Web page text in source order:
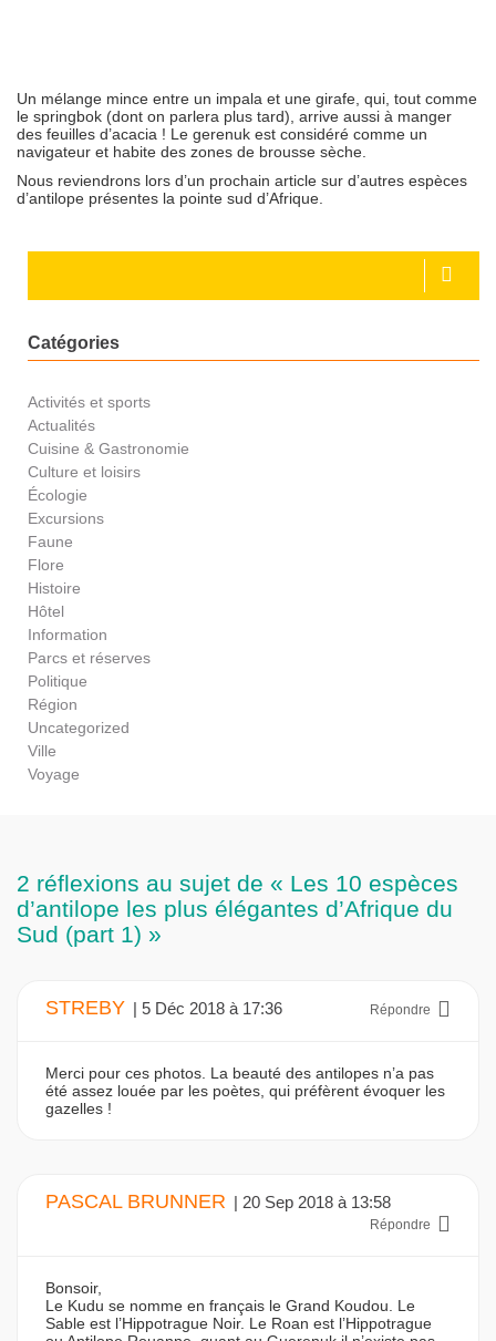
Un mélange mince entre un impala et une girafe, qui, tout comme
le springbok (dont on parlera plus tard), arrive aussi à manger
des feuilles d’acacia ! Le gerenuk est considéré comme un
navigateur et habite des zones de brousse sèche.
Nous reviendrons lors d’un prochain article sur d’autres espèces
d’antilope présentes la pointe sud d’Afrique.
Catégories
Activités et sports
Actualités
Cuisine & Gastronomie
Culture et loisirs
Écologie
Excursions
Faune
Flore
Histoire
Hôtel
Information
Parcs et réserves
Politique
Région
Uncategorized
Ville
Voyage
2 réflexions au sujet de « Les 10 espèces
d’antilope les plus élégantes d’Afrique du
Sud (part 1) »
STREBY | 5 Déc 2018 à 17:36 Répondre
Merci pour ces photos. La beauté des antilopes n’a pas
été assez louée par les poètes, qui préfèrent évoquer les
gazelles !
PASCAL BRUNNER | 20 Sep 2018 à 13:58
Répondre
Bonsoir,
Le Kudu se nomme en français le Grand Koudou. Le
Sable est l’Hippotrague Noir. Le Roan est l’Hippotrague